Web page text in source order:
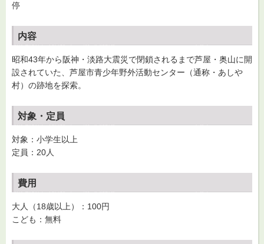
停
内容
昭和43年から阪神・淡路大震災で閉鎖されるまで芦屋・奥山に開
設されていた、芦屋市青少年野外活動センター（通称・あしや
村）の跡地を探索。
対象・定員
対象：小学生以上
定員：20人
費用
大人（18歳以上）：100円
こども：無料